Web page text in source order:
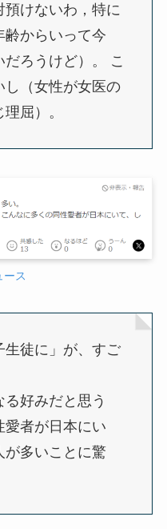
けないわ，特に
齢からいって今
ろうけど）。 こ
し（女性が女医の
屈）。
ース
生徒に」が、すご
好みだと思う
愛者が日本にい
が多いことに驚